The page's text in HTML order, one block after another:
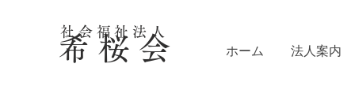
社会福祉法人
希 桜 会 ホーム 法人案内